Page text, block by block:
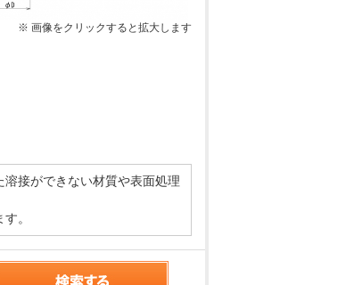
※ 画像をクリックすると拡大します
接ができない材質や表面処理
。